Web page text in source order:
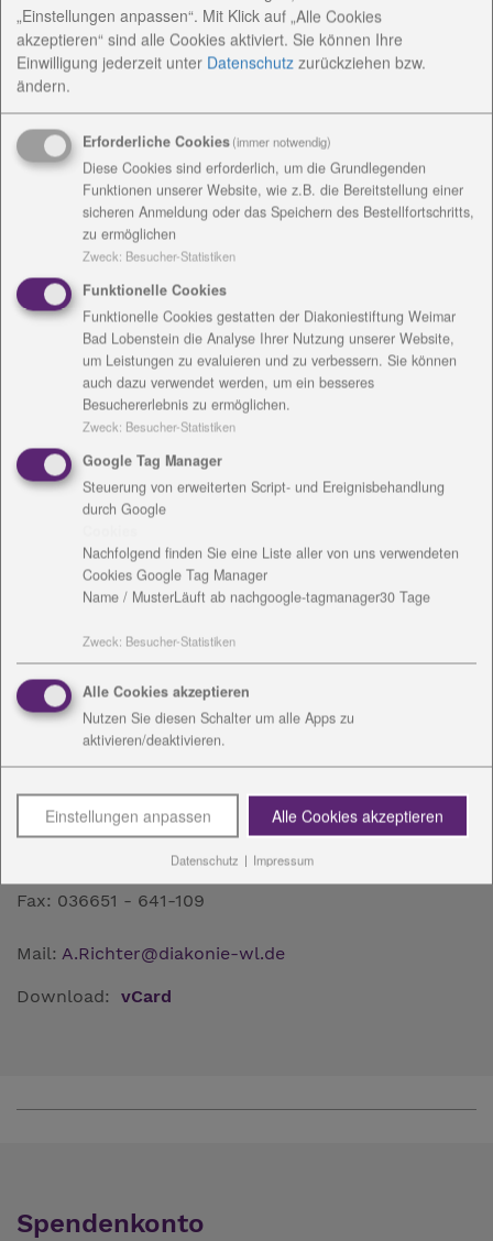
AnsprechpartnerInnen
Konzeptionelle Arbeit
Angebote / Kosten
Einrichtungsanschrift /
Rechnungsanschrift
Kontakt
Karl-Marx-Straße 35
Fax: 036651 - 641-109
Mail: A.Richter@diakonie-wl.de
Download: vCard
Spendenkonto
„Einstellungen anpassen“. Mit Klick auf „Alle Cookies
akzeptieren“ sind alle Cookies aktiviert. Sie können Ihre
Einwilligung jederzeit unter Datenschutz zurückziehen bzw.
ändern.
Erforderliche Cookies(immer notwendig)
Diese Cookies sind erforderlich, um die Grundlegenden
Funktionen unserer Website, wie z.B. die Bereitstellung einer
sicheren Anmeldung oder das Speichern des Bestellfortschritts,
zu ermöglichen
Zweck: Besucher-Statistiken
Funktionelle Cookies
Funktionelle Cookies gestatten der Diakoniestiftung Weimar
Bad Lobenstein die Analyse Ihrer Nutzung unserer Website,
um Leistungen zu evaluieren und zu verbessern. Sie können
auch dazu verwendet werden, um ein besseres
Besuchererlebnis zu ermöglichen.
Zweck: Besucher-Statistiken
Google Tag Manager
Steuerung von erweiterten Script- und Ereignisbehandlung
durch Google
Nachfolgend finden Sie eine Liste aller von uns verwendeten
Cookies Google Tag Manager
Name / MusterLäuft ab nachgoogle-tagmanager30 Tage
Zweck: Besucher-Statistiken
Alle Cookies akzeptieren
Nutzen Sie diesen Schalter um alle Apps zu
aktivieren/deaktivieren.
Einstellungen anpassen Alle Cookies akzeptieren
Datenschutz | Impressum